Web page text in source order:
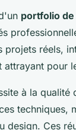
portfolio
réels,
attrayant pour
à la qualité
techniques,
design. Ces